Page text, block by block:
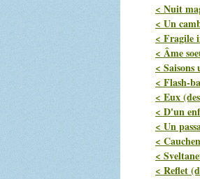
< Nuit
< Un
< Fragile
< Âme
< Saisons
< Flash-
< Eux
< D'un
< Un
<
<
< Reflet